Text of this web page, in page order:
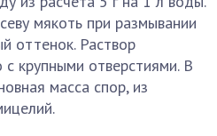
мякоть при размывании
оттенок. Раствор
крупными отверстиями. В
масса спор, из